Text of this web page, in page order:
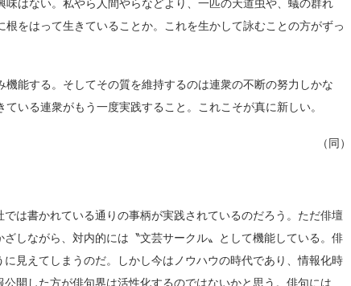
はない。私やら人間やらなどより、一匹の天道虫や、蟻の群れ
をはって生きていることか。これを生かして詠むことの方がずっ
能する。そしてその質を維持するのは連衆の不断の努力しかな
いる連衆がもう一度実践すること。これこそが真に新しい。
（同）
は書かれている通りの事柄が実践されているのだろう。ただ俳壇
しながら、対内的には〝文芸サークル〟として機能している。俳
見えてしまうのだ。しかし今はノウハウの時代であり、情報化時
開した方が俳句界は活性化するのではないかと思う。俳句には